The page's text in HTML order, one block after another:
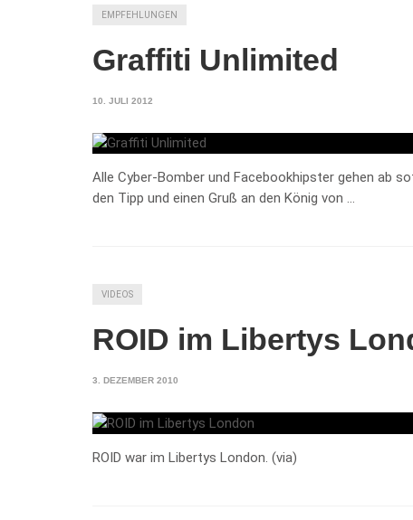
EMPFEHLUNGEN
Graffiti Unlimited
10. JULI 2012
Alle Cyber-Bomber und Facebookhipster gehen ab
den Tipp und einen Gruß an den König von …
VIDEOS
ROID im Libertys
3. DEZEMBER 2010
ROID war im Libertys London. (via)